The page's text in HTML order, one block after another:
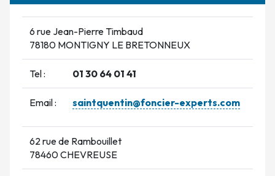
6 rue Jean-Pierre Timbaud
78180 MONTIGNY LE BRETONNEUX
Tel : 01 30 64 01 41
Email : saintquentin@foncier-experts.com
62 rue de Rambouillet
78460 CHEVREUSE